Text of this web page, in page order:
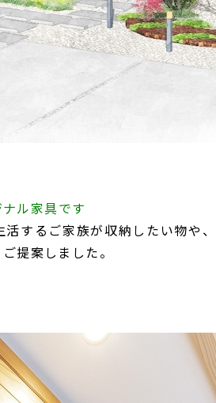
ル家具です
するご家族が収納したい物や
提案しました。